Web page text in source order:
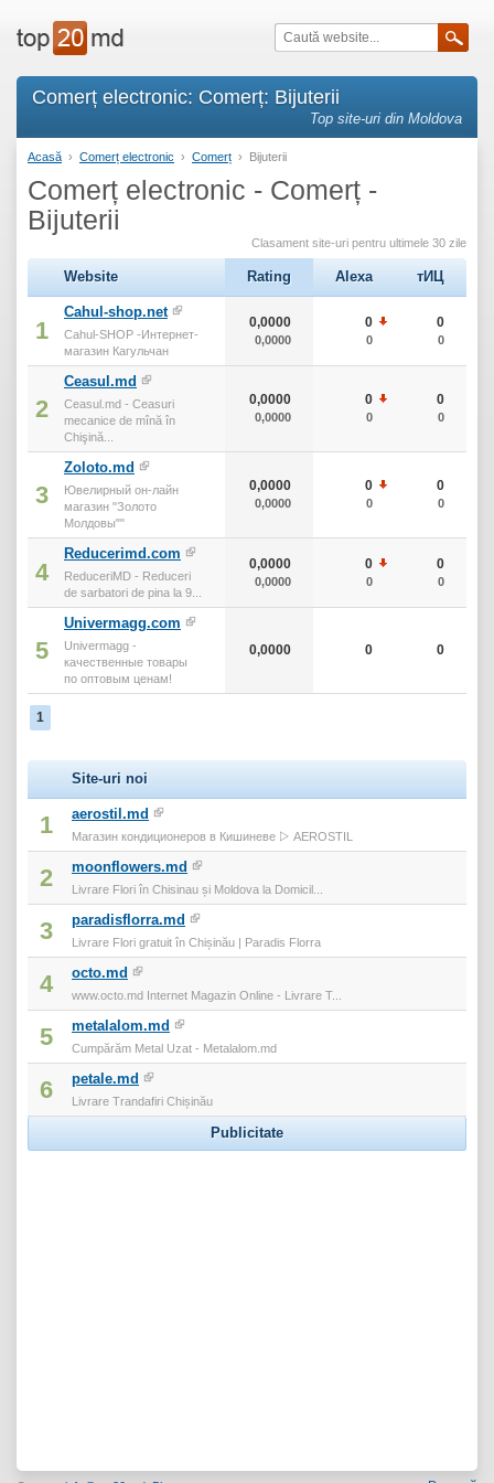
Comerț electronic: Comerț: Bijuterii
Top site-uri din Moldova
Acasă › Comerț electronic › Comerț › Bijuterii
Comerț electronic - Comerț -
Bijuterii
Clasament site-uri pentru ultimele 30 zile
Website Rating Alexa тИЦ
1
Cahul-shop.net
Cahul-SHOP -Интернет-
магазин Кагульчан
0,0000
0,0000
0
0
0
0
2
Ceasul.md
Ceasul.md - Ceasuri
mecanice de mînă în
Chişină...
0,0000
0,0000
0
0
0
0
3
Zoloto.md
Ювелирный он-лайн
магазин "Золото
Молдовы""
0,0000
0,0000
0
0
0
0
4
Reducerimd.com
ReduceriMD - Reduceri
de sarbatori de pina la 9...
0,0000
0,0000
0
0
0
0
5
Univermagg.com
Univermagg -
качественные товары
по оптовым ценам!
0,0000 0 0
1
Site-uri noi
1 aerostil.md
Магазин кондиционеров в Кишиневе ▷ AEROSTIL
2 moonflowers.md
Livrare Flori în Chisinau și Moldova la Domicil...
3 paradisflorra.md
Livrare Flori gratuit în Chișinău | Paradis Florra
4 octo.md
www.octo.md Internet Magazin Online - Livrare T...
5 metalalom.md
Cumpărăm Metal Uzat - Metalalom.md
6 petale.md
Livrare Trandafiri Chișinău
Publicitate